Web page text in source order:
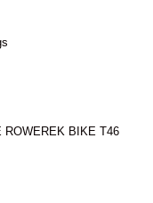
ROWEREK BIKE T46